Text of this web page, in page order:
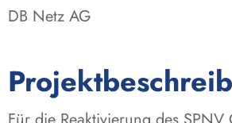
DB Netz AG